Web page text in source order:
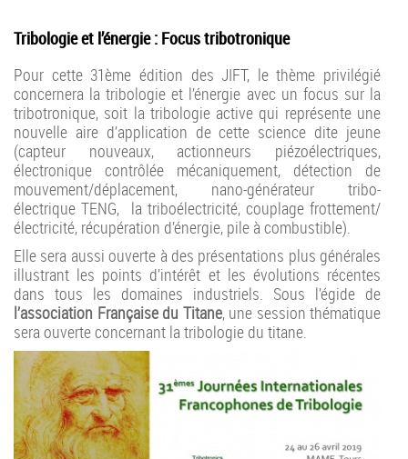
Tribologie et l’énergie : Focus tribotronique
Pour cette 31ème édition des JIFT, le thème privilégié
concernera la tribologie et l’énergie avec un focus sur la
tribotronique, soit la tribologie active qui représente une
nouvelle aire d’application de cette science dite jeune
(capteur nouveaux, actionneurs piézoélectriques,
électronique contrôlée mécaniquement, détection de
mouvement/déplacement, nano-générateur tribo-
électrique TENG, la triboélectricité, couplage frottement/
électricité, récupération d’énergie, pile à combustible).
Elle sera aussi ouverte à des présentations plus générales
illustrant les points d’intérêt et les évolutions récentes
dans tous les domaines industriels. Sous l’égide de
l’association Française du Titane, une session thématique
sera ouverte concernant la tribologie du titane.